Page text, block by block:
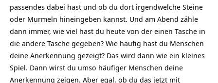
passendes dabei hast und ob du dort irgendwelche Steine
oder Murmeln hineingeben kannst. Und am Abend zähle
dann immer, wie viel hast du heute von der einen Tasche in
die andere Tasche gegeben? Wie häufig hast du Menschen
deine Anerkennung gezeigt? Das wird dann wie ein kleines
Spiel. Dann wirst du umso häufiger Menschen deine
Anerkennung zeigen. Aber egal, ob du das jetzt mit